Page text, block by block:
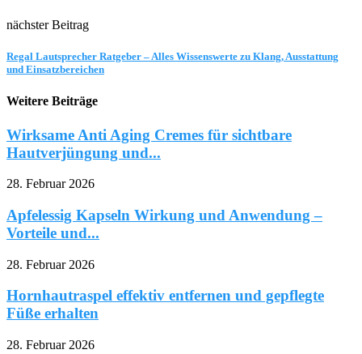
nächster Beitrag
Regal Lautsprecher Ratgeber – Alles Wissenswerte zu Klang, Ausstattung
und Einsatzbereichen
Weitere Beiträge
Wirksame Anti Aging Cremes für sichtbare
Hautverjüngung und...
28. Februar 2026
Apfelessig Kapseln Wirkung und Anwendung –
Vorteile und...
28. Februar 2026
Hornhautraspel effektiv entfernen und gepflegte
Füße erhalten
28. Februar 2026